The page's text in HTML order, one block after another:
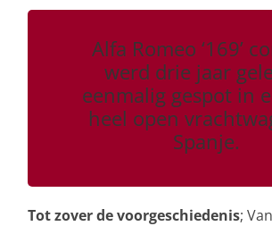
Alfa Romeo ‘169’
werd drie jaar
eenmalig gespot in
heel open
Spanje.
Tot zover de voorgeschiedenis;